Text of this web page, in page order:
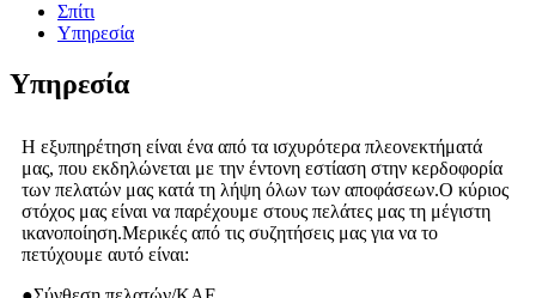
Σπίτι
Υπηρεσία
Υπηρεσία
Η εξυπηρέτηση είναι ένα από τα ισχυρότερα πλεονεκτήματά
μας, που εκδηλώνεται με την έντονη εστίαση στην κερδοφορία
των πελατών μας κατά τη λήψη όλων των αποφάσεων.Ο κύριος
στόχος μας είναι να παρέχουμε στους πελάτες μας τη μέγιστη
ικανοποίηση.Μερικές από τις συζητήσεις μας για να το
πετύχουμε αυτό είναι: